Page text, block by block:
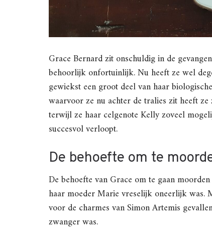
Grace Bernard zit onschuldig in de
behoorlijk onfortuinlijk. Nu heeft ze wel
gewiekst een groot deel van haar
waarvoor ze nu achter de tralies zit heeft
terwijl ze haar celgenote Kelly zoveel
succesvol verloopt.
De behoefte om te
De behoefte van Grace om te gaan
haar moeder Marie vreselijk oneerlijk was.
voor de charmes van Simon Artemis
zwanger was.